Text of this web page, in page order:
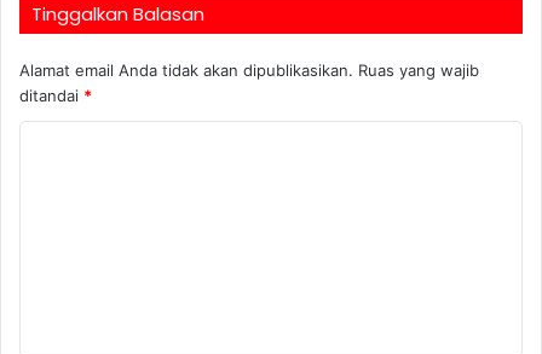
Tinggalkan Balasan
Alamat email Anda tidak akan dipublikasikan. Ruas yang wajib
ditandai *